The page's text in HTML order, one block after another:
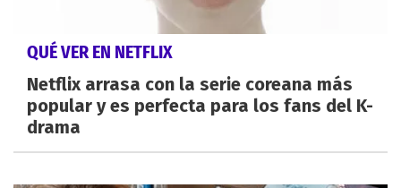
QUÉ VER EN NETFLIX
Netflix arrasa con la serie coreana más
popular y es perfecta para los fans del K-
drama